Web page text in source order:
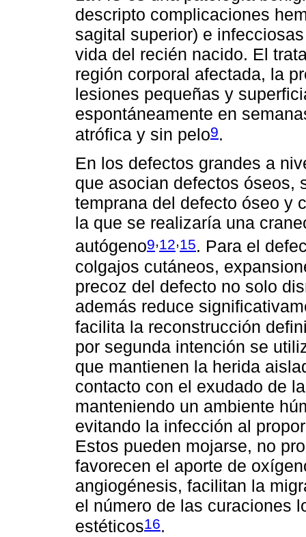
descripto complicaciones
sagital superior) e
vida del recién nacido. El
región corporal afectada, la
lesiones pequeñas y
espontáneamente en
atrófica y sin pelo9.
En los defectos grandes a
que asocian defectos óseos,
temprana del defecto óseo y
la que se realizaría una
autógeno9,12,15. Para el
colgajos cutáneos,
precoz del defecto no solo
además reduce
facilita la reconstrucción
por segunda intención se
que mantienen la herida
contacto con el exudado de
manteniendo un ambiente
evitando la infección al
Estos pueden mojarse, no
favorecen el aporte de
angiogénesis, facilitan la
el número de las curaciones
estéticos16.